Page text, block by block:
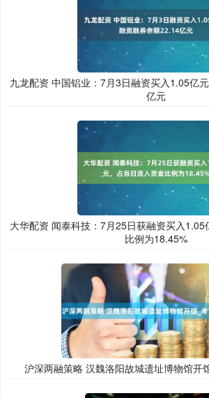
九龙配资 中国铝业：7月3日融资买入1.05亿
亿元
大华配资 闻泰科技：7月25日获融资买入1.05
比例为18.45%
沪深两融策略 汉魏洛阳故城遗址博物馆开